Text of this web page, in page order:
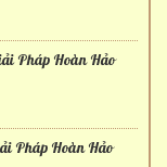
Pháp Hoàn Hảo
Pháp Hoàn Hảo